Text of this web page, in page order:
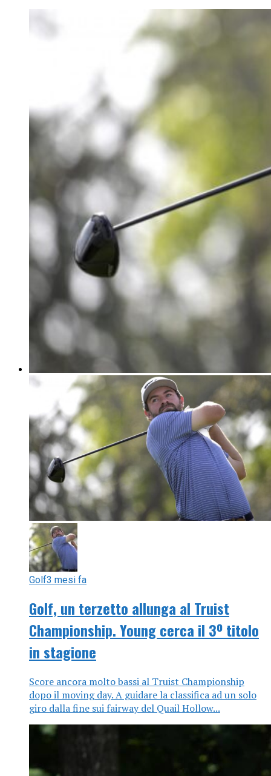
Golf3 mesi fa
Golf, un terzetto allunga al Truist
Championship. Young cerca il 3º titolo
in stagione
Score ancora molto bassi al Truist Championship
dopo il moving day. A guidare la classifica ad un solo
giro dalla fine sui fairway del Quail Hollow...